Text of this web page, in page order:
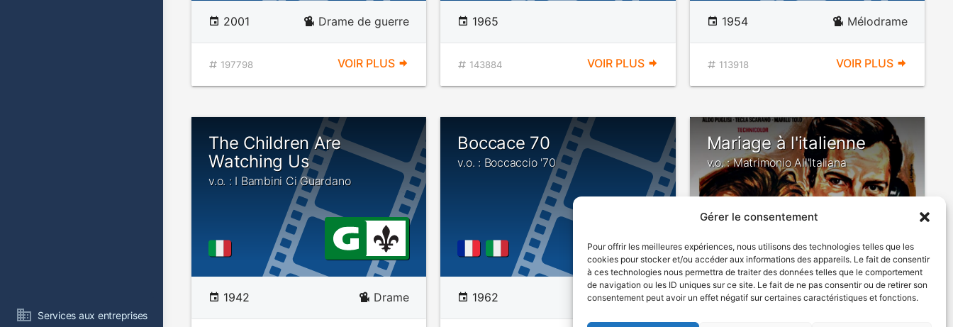
Gérer le consentement
Pour offrir les meilleures expériences, nous utilisons des technologies telles que les
cookies pour stocker et/ou accéder aux informations des appareils. Le fait de consentir
à ces technologies nous permettra de traiter des données telles que le comportement
de navigation ou les ID uniques sur ce site. Le fait de ne pas consentir ou de retirer son
consentement peut avoir un effet négatif sur certaines caractéristiques et fonctions.
Services aux entreprises
2001 Drame de guerre
197798 VOIR PLUS
1965
143884 VOIR PLUS
1954 Mélodrame
113918 VOIR PLUS
The Children Are
Watching Us
v.o. : I Bambini Ci Guardano
1942 Drame
Boccace 70
v.o. : Boccaccio '70
1962 Comédie
Mariage à l'italienne
v.o. : Matrimonio All'Italiana
1964 Comédie dramatique